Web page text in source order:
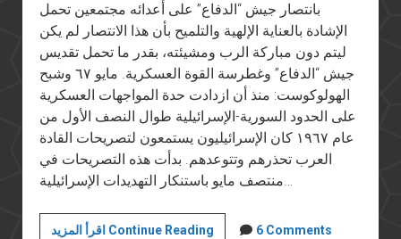
بانتصار جيش “الدفاع” على أعدائه مجتمعين تحمل
الإشادة بالعناية الإلهية والتلميح بأن هذا الانتصار لم يكن
ليتم دون مباركة الرب ومشيئته، بقدر ما تحمل تقديس
جيش “الدفاع” وغطرسة القوة العسكرية. مايو ٦٧ وشبح
الهولوكوست: منذ أن ازدادت حدة المواجهات العسكرية
على الحدود السورية-الإسرائيلية طوال النصف الأول من
عام ١٩٦٧ كان الإسرائيليون يستمعون لتصريحات القادة
العرب تحذرهم وتتوعدهم. بدأت هذه التصريحات في
منتصف مايو باستنكار التهديدات الإسرائيلية…
اقرأ المزيد Continue Readingهزيمة
6 Comments